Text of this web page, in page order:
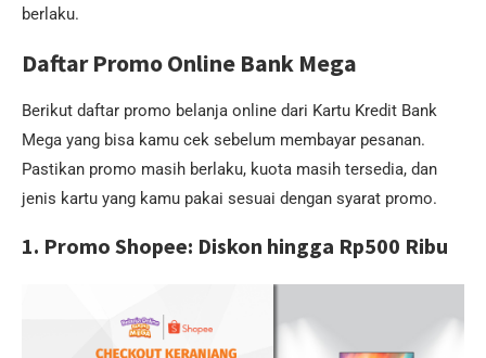
berlaku.
Daftar Promo Online Bank Mega
Berikut daftar promo belanja online dari Kartu Kredit Bank
Mega yang bisa kamu cek sebelum membayar pesanan.
Pastikan promo masih berlaku, kuota masih tersedia, dan
jenis kartu yang kamu pakai sesuai dengan syarat promo.
1. Promo Shopee: Diskon hingga Rp500 Ribu